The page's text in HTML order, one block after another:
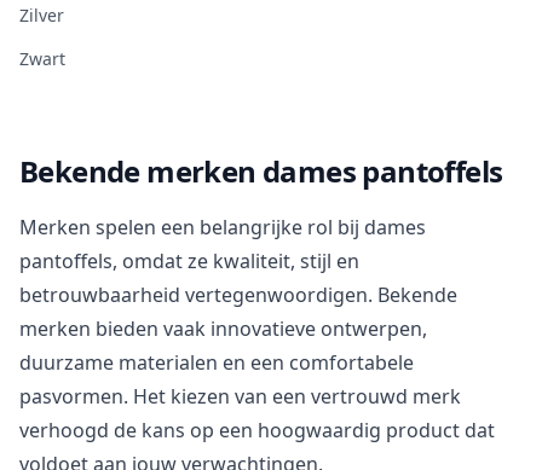
Zilver
Zwart
Bekende merken dames pantoffels
Merken spelen een belangrijke rol bij dames
pantoffels, omdat ze kwaliteit, stijl en
betrouwbaarheid vertegenwoordigen. Bekende
merken bieden vaak innovatieve ontwerpen,
duurzame materialen en een comfortabele
pasvormen. Het kiezen van een vertrouwd merk
verhoogd de kans op een hoogwaardig product dat
voldoet aan jouw verwachtingen.